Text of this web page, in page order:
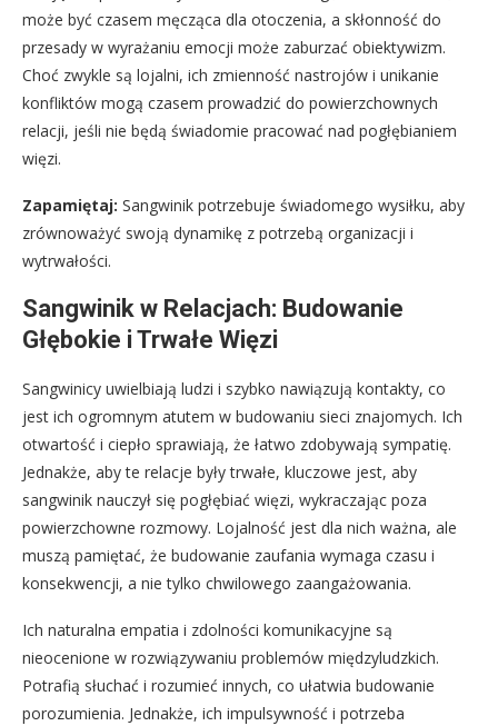
może być czasem męcząca dla otoczenia, a skłonność do
przesady w wyrażaniu emocji może zaburzać obiektywizm.
Choć zwykle są lojalni, ich zmienność nastrojów i unikanie
konfliktów mogą czasem prowadzić do powierzchownych
relacji, jeśli nie będą świadomie pracować nad pogłębianiem
więzi.
Zapamiętaj: Sangwinik potrzebuje świadomego wysiłku, aby
zrównoważyć swoją dynamikę z potrzebą organizacji i
wytrwałości.
Sangwinik w Relacjach: Budowanie
Głębokie i Trwałe Więzi
Sangwinicy uwielbiają ludzi i szybko nawiązują kontakty, co
jest ich ogromnym atutem w budowaniu sieci znajomych. Ich
otwartość i ciepło sprawiają, że łatwo zdobywają sympatię.
Jednakże, aby te relacje były trwałe, kluczowe jest, aby
sangwinik nauczył się pogłębiać więzi, wykraczając poza
powierzchowne rozmowy. Lojalność jest dla nich ważna, ale
muszą pamiętać, że budowanie zaufania wymaga czasu i
konsekwencji, a nie tylko chwilowego zaangażowania.
Ich naturalna empatia i zdolności komunikacyjne są
nieocenione w rozwiązywaniu problemów międzyludzkich.
Potrafią słuchać i rozumieć innych, co ułatwia budowanie
porozumienia. Jednakże, ich impulsywność i potrzeba